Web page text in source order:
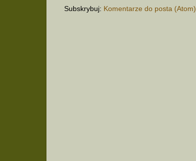
Subskrybuj: Komentarze do posta (Atom)